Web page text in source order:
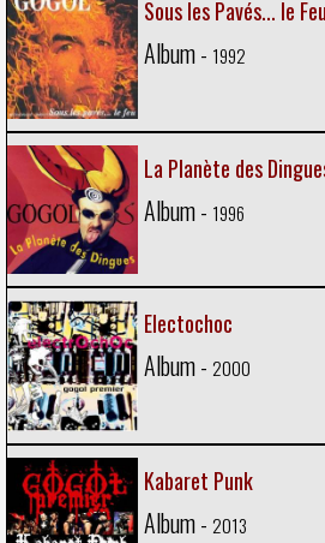
Sous les Pavés... le Feu
Album - 1992
La Planète des
Album - 1996
Electochoc
Album - 2000
Kabaret Punk
Album - 2013